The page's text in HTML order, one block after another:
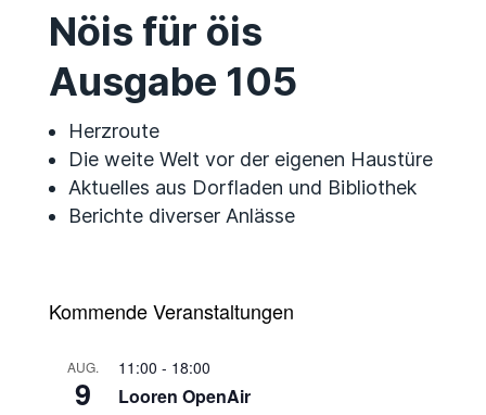
Nöis für öis
Ausgabe 105
Herzroute
Die weite Welt vor der eigenen Haustüre
Aktuelles aus Dorfladen und Bibliothek
Berichte diverser Anlässe
Kommende Veranstaltungen
AUG.
9
11:00 - 18:00
Looren OpenAir